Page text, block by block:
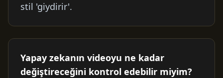
stil 'giydirir'.
Yapay zekanın videoyu ne kadar
değiştireceğini kontrol edebilir miyim?